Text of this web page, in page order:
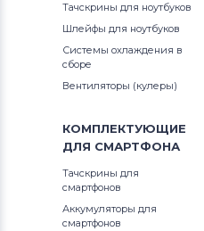
Тачскрины для ноутбуков
Шлейфы для ноутбуков
Системы охлаждения в
сборе
Вентиляторы (кулеры)
КОМПЛЕКТУЮЩИЕ
ДЛЯ СМАРТФОНА
Тачскрины для
смартфонов
Аккумуляторы для
смартфонов